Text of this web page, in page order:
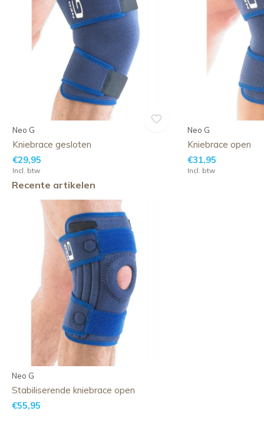
Neo G
Kniebrace gesloten
€29,95
Incl. btw
Neo G
Kniebrace open
€31,95
Incl. btw
Recente artikelen
Neo G
Stabiliserende kniebrace open
€55,95